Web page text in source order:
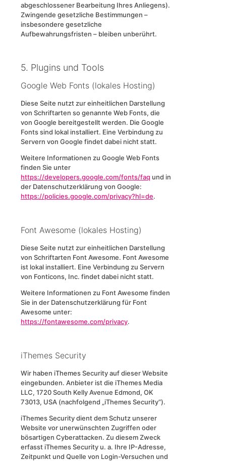
abgeschlossener Bearbeitung Ihres Anliegens).
Zwingende gesetzliche Bestimmungen –
insbesondere gesetzliche
Aufbewahrungsfristen – bleiben unberührt.
5. Plugins und Tools
Google Web Fonts (lokales Hosting)
Diese Seite nutzt zur einheitlichen Darstellung
von Schriftarten so genannte Web Fonts, die
von Google bereitgestellt werden. Die Google
Fonts sind lokal installiert. Eine Verbindung zu
Servern von Google findet dabei nicht statt.
Weitere Informationen zu Google Web Fonts
finden Sie unter
https://developers.google.com/fonts/faq und in
der Datenschutzerklärung von Google:
https://policies.google.com/privacy?hl=de.
Font Awesome (lokales Hosting)
Diese Seite nutzt zur einheitlichen Darstellung
von Schriftarten Font Awesome. Font Awesome
ist lokal installiert. Eine Verbindung zu Servern
von Fonticons, Inc. findet dabei nicht statt.
Weitere Informationen zu Font Awesome finden
Sie in der Datenschutzerklärung für Font
Awesome unter:
https://fontawesome.com/privacy.
iThemes Security
Wir haben iThemes Security auf dieser Website
eingebunden. Anbieter ist die iThemes Media
LLC, 1720 South Kelly Avenue Edmond, OK
73013, USA (nachfolgend „iThemes Security“).
iThemes Security dient dem Schutz unserer
Website vor unerwünschten Zugriffen oder
bösartigen Cyberattacken. Zu diesem Zweck
erfasst iThemes Security u. a. Ihre IP-Adresse,
Zeitpunkt und Quelle von Login-Versuchen und